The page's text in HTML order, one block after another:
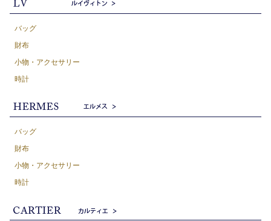
バッグ
財布
小物・アクセサリー
時計
バッグ
財布
小物・アクセサリー
時計